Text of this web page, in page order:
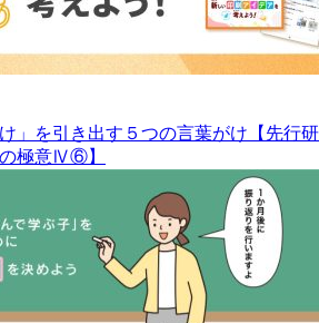
」を引き出す５つの言葉がけ【先行研
極意Ⅳ⑥】